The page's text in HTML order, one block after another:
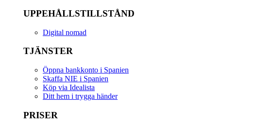
UPPEHÅLLSTILLSTÅND
Digital nomad
TJÄNSTER
Öppna bankkonto i Spanien
Skaffa NIE i Spanien
Köp via Idealista
Ditt hem i trygga händer
PRISER